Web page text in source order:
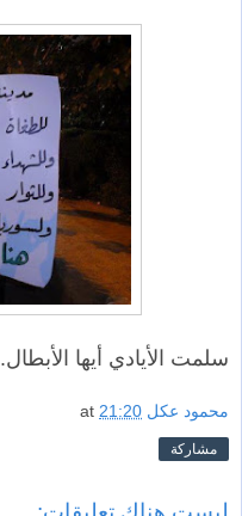
سلمت الأيادي أيها الأبطال.
محمود عكل at 21:20
مشاركة